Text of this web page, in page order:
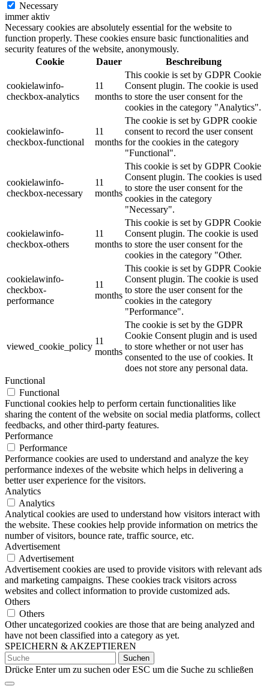
Necessary
immer aktiv
Necessary cookies are absolutely essential for the website to
function properly. These cookies ensure basic functionalities and
security features of the website, anonymously.
Cookie
Dauer Beschreibung
cookielawinfo-
checkbox-analytics
11
months
This cookie is set by GDPR Cookie
Consent plugin. The cookie is used
to store the user consent for the
cookies in the category "Analytics".
cookielawinfo-
checkbox-functional
11
months
The cookie is set by GDPR cookie
consent to record the user consent
for the cookies in the category
"Functional".
cookielawinfo-
checkbox-necessary
11
months
This cookie is set by GDPR Cookie
Consent plugin. The cookies is used
to store the user consent for the
cookies in the category
"Necessary".
cookielawinfo-
checkbox-others
11
months
This cookie is set by GDPR Cookie
Consent plugin. The cookie is used
to store the user consent for the
cookies in the category "Other.
cookielawinfo-
checkbox-
performance
11
months
This cookie is set by GDPR Cookie
Consent plugin. The cookie is used
to store the user consent for the
cookies in the category
"Performance".
viewed_cookie_policy
11
months
The cookie is set by the GDPR
Cookie Consent plugin and is used
to store whether or not user has
consented to the use of cookies. It
does not store any personal data.
Functional
Functional
Functional cookies help to perform certain functionalities like
sharing the content of the website on social media platforms, collect
feedbacks, and other third-party features.
Performance
Performance
Performance cookies are used to understand and analyze the key
performance indexes of the website which helps in delivering a
better user experience for the visitors.
Analytics
Analytics
Analytical cookies are used to understand how visitors interact with
the website. These cookies help provide information on metrics the
number of visitors, bounce rate, traffic source, etc.
Advertisement
Advertisement
Advertisement cookies are used to provide visitors with relevant ads
and marketing campaigns. These cookies track visitors across
websites and collect information to provide customized ads.
Others
Others
Other uncategorized cookies are those that are being analyzed and
have not been classified into a category as yet.
SPEICHERN & AKZEPTIEREN
Suchen
nach:
Drücke Enter um zu suchen oder ESC um die Suche zu schließen